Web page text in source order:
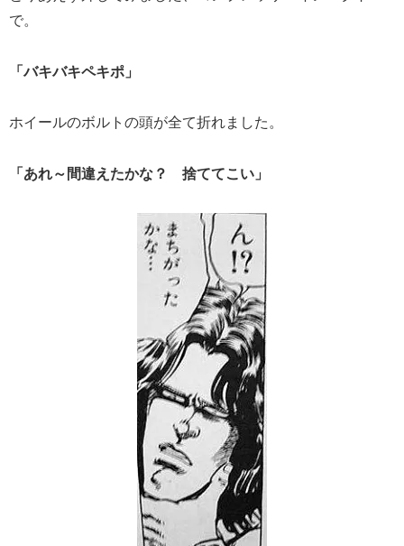
で。
「バキバキペキポ」
ホイールのボルトの頭が全て折れました。
「あれ～間違えたかな？ 捨ててこい」